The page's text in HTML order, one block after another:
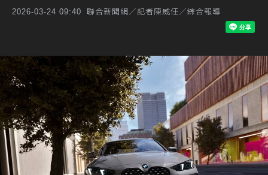
2026-03-24 09:40 聯合新聞網／記者陳威任／綜合報導